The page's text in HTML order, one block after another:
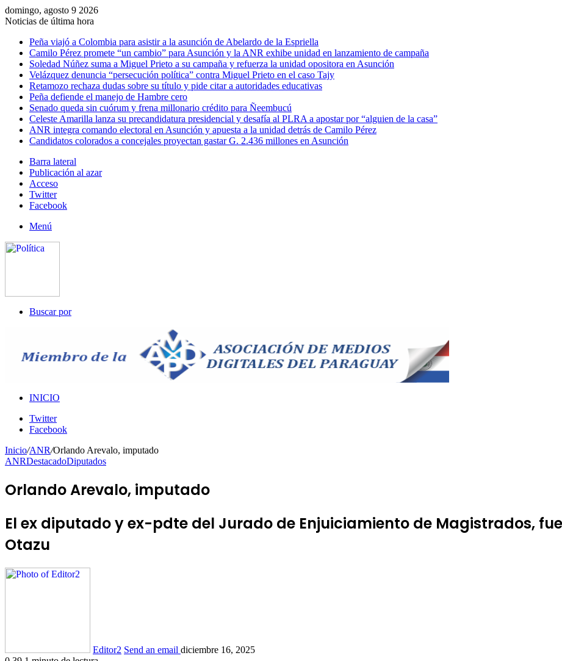
domingo, agosto 9 2026
Noticias de última hora
Peña viajó a Colombia para asistir a la asunción de Abelardo de la Espriella
Camilo Pérez promete “un cambio” para Asunción y la ANR exhibe unidad en lanzamiento de campaña
Soledad Núñez suma a Miguel Prieto a su campaña y refuerza la unidad opositora en Asunción
Velázquez denuncia “persecución política” contra Miguel Prieto en el caso Tajy
Retamozo rechaza dudas sobre su título y pide citar a autoridades educativas
Peña defiende el manejo de Hambre cero
Senado queda sin cuórum y frena millonario crédito para Ñeembucú
Celeste Amarilla lanza su precandidatura presidencial y desafía al PLRA a apostar por “alguien de la casa”
ANR integra comando electoral en Asunción y apuesta a la unidad detrás de Camilo Pérez
Candidatos colorados a concejales proyectan gastar G. 2.436 millones en Asunción
Barra lateral
Publicación al azar
Acceso
Twitter
Facebook
Menú
Buscar por
INICIO
Twitter
Facebook
Inicio/ANR/Orlando Arevalo, imputado
ANRDestacadoDiputados
Orlando Arevalo, imputado
El ex diputado y ex-pdte del Jurado de Enjuiciamiento de Magistrados,
Otazu
Editor2 Send an email diciembre 16, 2025